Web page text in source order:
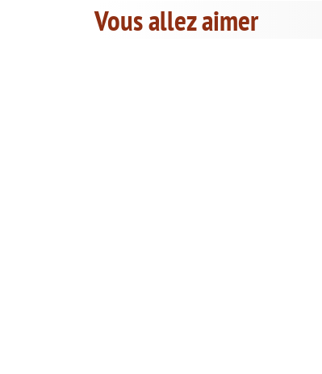
Vous allez aimer